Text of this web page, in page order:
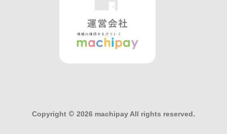
Copyright © 2026 machipay All rights reserved.